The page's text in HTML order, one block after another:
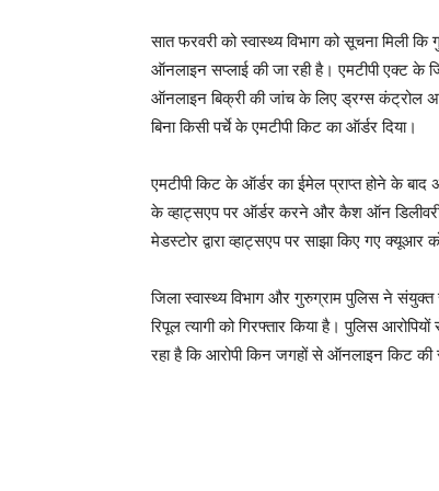
सात फरवरी को स्वास्थ्य विभाग को सूचना मिली
ऑनलाइन सप्लाई की जा रही है। एमटीपी एक्ट
ऑनलाइन बिक्री की जांच के लिए ड्रग्स कंट्रोल
बिना किसी पर्चे के एमटीपी किट का ऑर्डर दिया।
एमटीपी किट के ऑर्डर का ईमेल प्राप्त होने के
के व्हाट्सएप पर ऑर्डर करने और कैश ऑन
मेडस्टोर द्वारा व्हाट्सएप पर साझा किए गए
जिला स्वास्थ्य विभाग और गुरुग्राम पुलिस ने संयुक्त
रिपूल त्यागी को गिरफ्तार किया है। पुलिस
रहा है कि आरोपी किन जगहों से ऑनलाइन किट